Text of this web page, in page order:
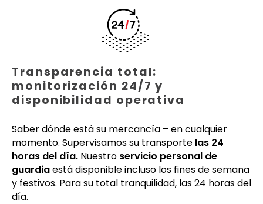
Transparencia total:
monitorización 24/7 y
disponibilidad operativa
Saber dónde está su mercancía – en cualquier
momento. Supervisamos su transporte las 24
horas del día. Nuestro servicio personal de
guardiaestá disponible incluso los fines de semana
y festivos. Para su total tranquilidad, las 24 horas del
día.